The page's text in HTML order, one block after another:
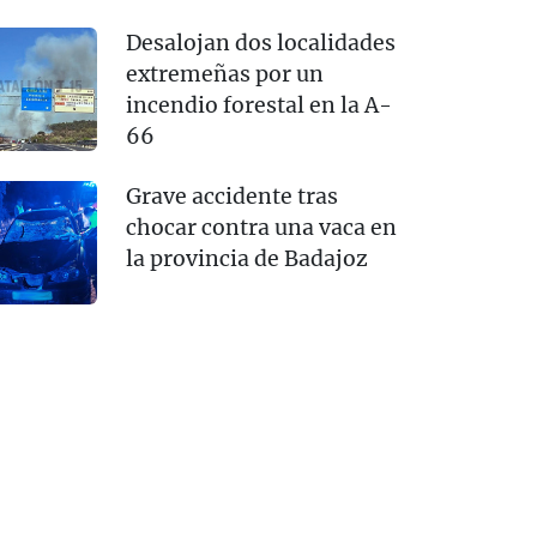
Desalojan dos localidades
extremeñas por un
incendio forestal en la A-
66
Grave accidente tras
chocar contra una vaca en
la provincia de Badajoz